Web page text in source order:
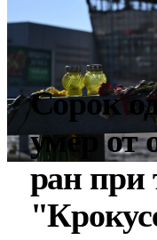
Сорок
умер от
ран при